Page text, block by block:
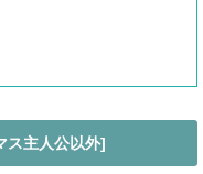
ス主人公以外]